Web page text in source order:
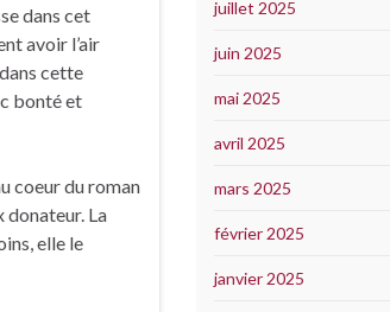
dans cet
avoir l’air
cette
bonté et
coeur du roman
donateur. La
elle le
juillet 2025
juin 2025
mai 2025
avril 2025
mars 2025
février 2025
janvier 2025